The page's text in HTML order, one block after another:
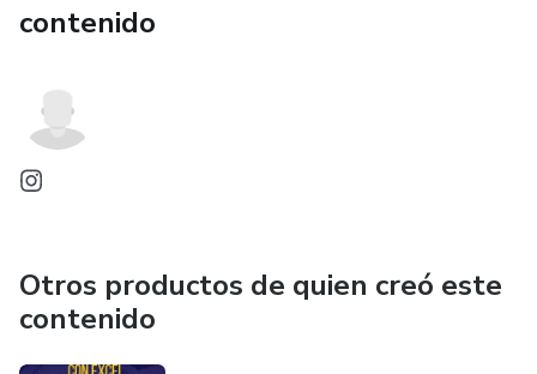
contenido
Otros productos de quien creó este
contenido